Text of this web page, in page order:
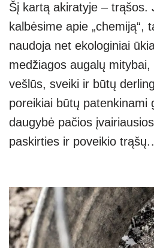
Šį kartą akiratyje – trąšos.
kalbėsime apie „chemiją“,
naudoja net ekologiniai
medžiagos augalų
vešlūs, sveiki ir būtų
poreikiai būtų patenkinami
daugybė pačios
paskirties ir poveikio